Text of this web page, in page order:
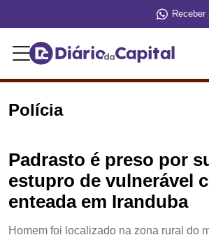
Polícia
Padrasto é preso por
estupro de vulnerável
enteada em Iranduba
Homem foi localizado na zona rural do